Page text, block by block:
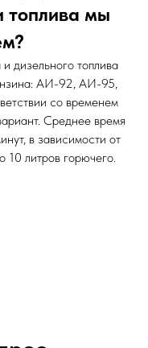
топлива мы
дизельного топлива
АИ-92, АИ-95,
со временем
Среднее время
в зависимости от
10 литров горючего.